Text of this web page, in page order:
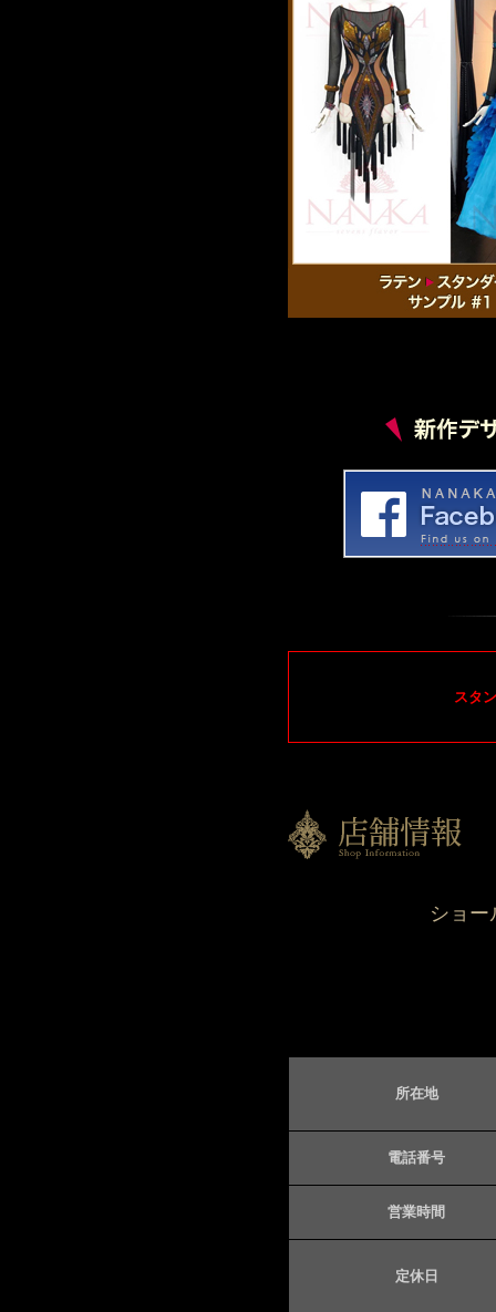
休業日のご案内
いつも「NANAKA/
ダー商品の製作完了時期
ご連絡は休業期間明け以
し上げます。尚、ネットか
お知らせ 2023.12.22
年末年始の休業期間と商
期がこの期間に重なる場
以降となりますので、予め
誠に勝手ながら2023年9月
オーダー商品の製作完了
も、ご連絡は休業期間明け
お知らせ 2023.4.17
ダー商品の製作完了時期が
し上げます。尚、ネットか
誠に勝手ながら2022年12
この期間に重なる場合は、
ますので、予めご了承くだ
お知らせ 2021.11.29
年末年始の休業期間と商
誠に勝手ながら2021年12
この期間に重なる場合は
となりますので、予めご了
スタ
ショ
所在地
電話番号
営業時間
定休日